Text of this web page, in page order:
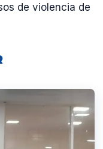
de violencia de